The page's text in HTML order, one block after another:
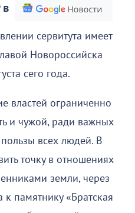
в
сервитута имеет
Новороссийска
сего года.
властей ограниченно
и чужой, ради важных
всех людей. В
точку в отношениях
земли, через
памятнику «Братская